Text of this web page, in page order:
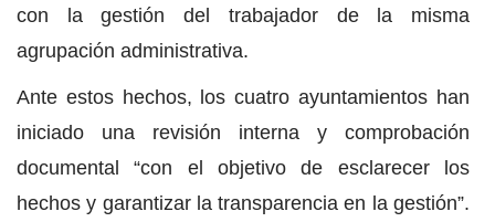
con la gestión del trabajador de la misma
agrupación administrativa.
Ante estos hechos, los cuatro ayuntamientos han
iniciado una revisión interna y comprobación
documental “con el objetivo de esclarecer los
hechos y garantizar la transparencia en la gestión”.